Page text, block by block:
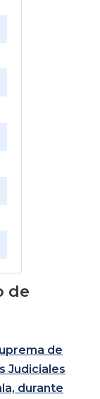
de
de
Judiciales
durante